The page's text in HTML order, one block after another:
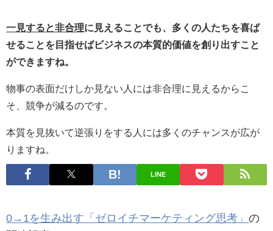
一見すると非合理に見えることでも、多くの人たちを喜ば
せることを目指せばビジネスの本質的価値を創り出すこと
ができますね。
物事の表面だけしか見ない人には非合理に見えるからこ
そ、競争が減るのです。
本質を見抜いて逆張りをする人には多くのチャンスが広が
りますね。
LINE
0→1を生み出す「ゼロイチマーケティング思考」 の